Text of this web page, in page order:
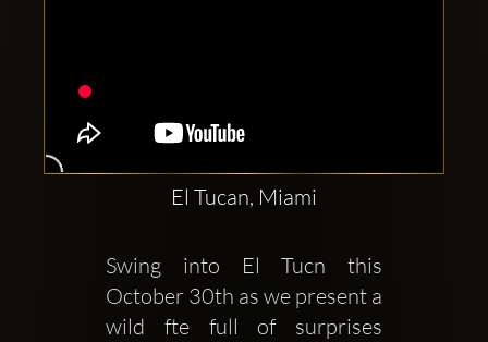
El Tucan, Miami
Swing into El Tucn this
October 30th as we present a
wild fte full of surprises